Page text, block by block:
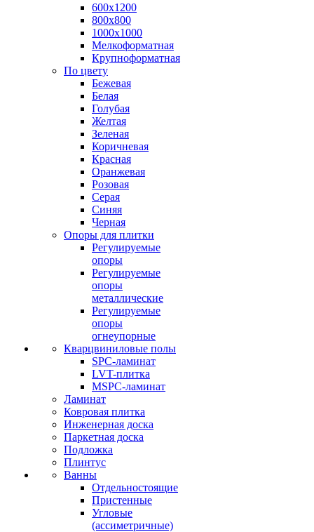
600х1200
800х800
1000х1000
Мелкоформатная
Крупноформатная
По цвету
Бежевая
Белая
Голубая
Желтая
Зеленая
Коричневая
Красная
Оранжевая
Розовая
Серая
Синяя
Черная
Опоры для плитки
Регулируемые
опоры
Регулируемые
опоры
металлические
Регулируемые
опоры
огнеупорные
Кварцвиниловые полы
SPC-ламинат
LVT-плитка
MSPC-ламинат
Ламинат
Ковровая плитка
Инженерная доска
Паркетная доска
Подложка
Плинтус
Ванны
Отдельностоящие
Пристенные
Угловые
(ассиметричные)